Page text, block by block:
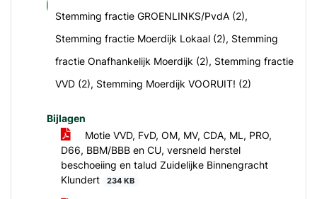
voor
Stemming fractie GROENLINKS/PvdA (2),
Stemming fractie Moerdijk Lokaal (2), Stemming
fractie Onafhankelijk Moerdijk (2), Stemming fractie
VVD (2), Stemming Moerdijk VOORUIT! (2)
Bijlagen
Motie VVD, FvD, OM, MV, CDA, ML, PRO,
D66, BBM/BBB en CU, versneld herstel
beschoeiing en talud Zuidelijke Binnengracht
Klundert
234 KB